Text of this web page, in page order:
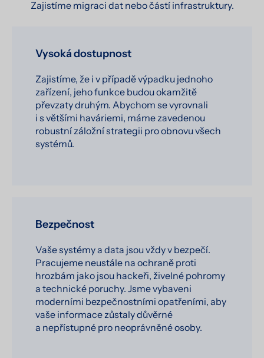
Zajistíme migraci dat nebo částí infrastruktury.
Vysoká dostupnost
Zajistíme, že i v případě výpadku jednoho
zařízení, jeho funkce budou okamžitě
převzaty druhým. Abychom se vyrovnali
i s většími haváriemi, máme zavedenou
robustní záložní strategii pro obnovu všech
systémů.
Bezpečnost
Vaše systémy a data jsou vždy v bezpečí.
Pracujeme neustále na ochraně proti
hrozbám jako jsou hackeři, živelné pohromy
a technické poruchy. Jsme vybaveni
moderními bezpečnostními opatřeními, aby
vaše informace zůstaly důvěrné
a nepřístupné pro neoprávněné osoby.